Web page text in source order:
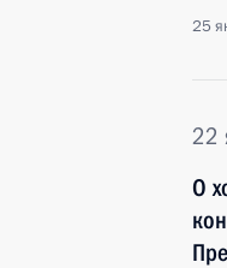
25
22
О